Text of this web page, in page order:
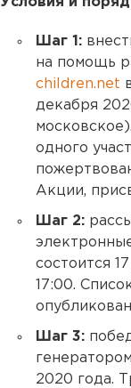
Шаг 1:
на помощь
children.net
декабря
одного
Акции,
Шаг 2:
состоится
17:00.
Шаг 3:
2020 года.